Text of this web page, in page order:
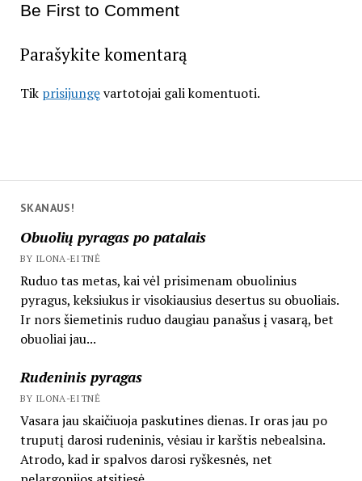
SKANAUS!
Obuolių pyragas po patalais
BY ILONA-EITNĖ
Ruduo tas metas, kai vėl prisimenam obuolinius
pyragus, keksiukus ir visokiausius desertus su obuoliais.
Ir nors šiemetinis ruduo daugiau panašus į vasarą, bet
obuoliai jau...
Rudeninis pyragas
BY ILONA-EITNĖ
Vasara jau skaičiuoja paskutines dienas. Ir oras jau po
truputį darosi rudeninis, vėsiau ir karštis nebealsina.
Atrodo, kad ir spalvos darosi ryškesnės, net
Be First to Comment
Parašykite komentarą
Tik prisijungęvartotojai gali komentuoti.